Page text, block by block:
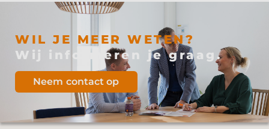
WIL JE MEER WETEN?
Wij informeren je graag.
Neem contact op